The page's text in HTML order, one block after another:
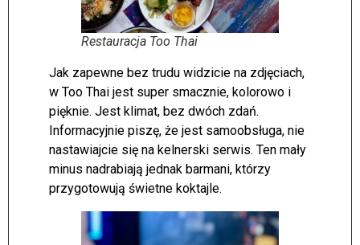
Restauracja Too Thai
Jak zapewne bez trudu widzicie na zdjęciach,
w Too Thai jest super smacznie, kolorowo i
pięknie. Jest klimat, bez dwóch zdań.
Informacyjnie piszę, że jest samoobsługa, nie
nastawiajcie się na kelnerski serwis. Ten mały
minus nadrabiają jednak barmani, którzy
przygotowują świetne koktajle.